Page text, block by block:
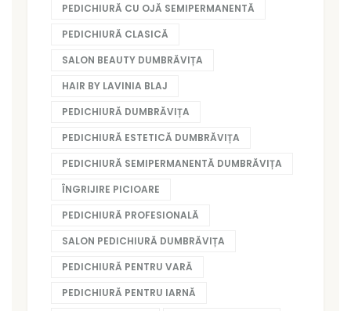
PEDICHIURĂ CU OJĂ SEMIPERMANENTĂ
PEDICHIURĂ CLASICĂ
SALON BEAUTY DUMBRĂVIȚA
HAIR BY LAVINIA BLAJ
PEDICHIURĂ DUMBRĂVIȚA
PEDICHIURĂ ESTETICĂ DUMBRĂVIȚA
PEDICHIURĂ SEMIPERMANENTĂ DUMBRĂVIȚA
ÎNGRIJIRE PICIOARE
PEDICHIURĂ PROFESIONALĂ
SALON PEDICHIURĂ DUMBRĂVIȚA
PEDICHIURĂ PENTRU VARĂ
PEDICHIURĂ PENTRU IARNĂ